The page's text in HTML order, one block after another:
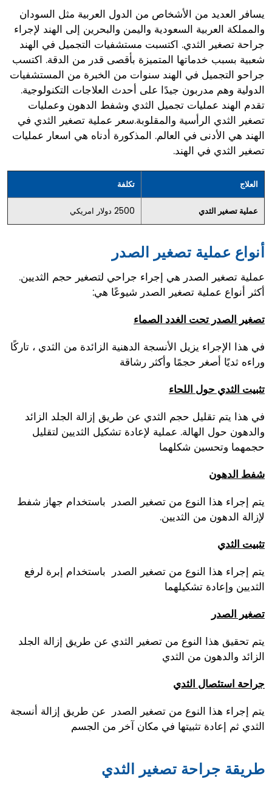
يسافر العديد من الأشخاص من الدول العربية مثل السودان
والمملكة العربية السعودية واليمن والبحرين إلى الهند لإجراء
جراحة تصغير الثدي. اكتسبت مستشفيات التجميل في الهند
شعبية بسبب خدماتها المتميزة بأقصى قدر من الدقة. اكتسب
جراحو التجميل في الهند سنوات من الخبرة من المستشفيات
الدولية وهم مدربون جيدًا على أحدث العلاجات التكنولوجية.
تقدم الهند عمليات تجميل الثدي وشفط الدهون وعمليات
تصغير الثدي الرأسية والمقلوبة.سعر عملية تصغير الثدي في
الهند هي الأدنى في العالم. المذكورة أدناه هي اسعار عمليات
تصغير الثدي في الهند.
العلاج تكلفة
عملية تصغير الثدي 2500 دولار امريكي
أنواع عملية تصغير الصدر
عملية تصغير الصدر هي إجراء جراحي لتصغير حجم الثديين.
أكثر أنواع عملية تصغير الصدر شيوعًا هي:
تصغير الصدر تحت الغدد الصماء
في هذا الإجراء يزيل الأنسجة الدهنية الزائدة من الثدي ، تاركًا
وراءه ثديًا أصغر حجمًا وأكثر رشاقة
تثبيت الثدي حول اللحاء
في هذا يتم تقليل حجم الثدي عن طريق إزالة الجلد الزائد
والدهون حول الهالة. عملية لإعادة تشكيل الثديين لتقليل
حجمهما وتحسين شكلهما
شفط الدهون
يتم إجراء هذا النوع من تصغير الصدر باستخدام جهاز شفط
لإزالة الدهون من الثديين.
تثبيت الثدي
يتم إجراء هذا النوع من تصغير الصدر باستخدام إبرة لرفع
الثديين وإعادة تشكيلهما
تصغير الصدر
يتم تحقيق هذا النوع من تصغير الثدي عن طريق إزالة الجلد
الزائد والدهون من الثدي
جراحة استئصال الثدي
يتم إجراء هذا النوع من تصغير الصدر عن طريق إزالة أنسجة
الثدي ثم إعادة تثبيتها في مكان آخر من الجسم
طريقة جراحة تصغير الثدي